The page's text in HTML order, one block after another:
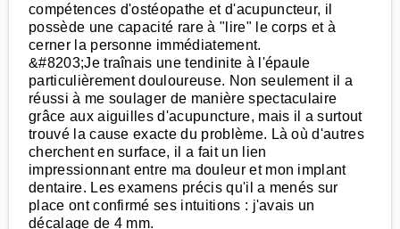
compétences d'ostéopathe et d'acupuncteur, il
possède une capacité rare à "lire" le corps et à
cerner la personne immédiatement.
&#8203;Je traînais une tendinite à l'épaule
particulièrement douloureuse. Non seulement il a
réussi à me soulager de manière spectaculaire
grâce aux aiguilles d'acupuncture, mais il a surtout
trouvé la cause exacte du problème. Là où d'autres
cherchent en surface, il a fait un lien
impressionnant entre ma douleur et mon implant
dentaire. Les examens précis qu'il a menés sur
place ont confirmé ses intuitions : j'avais un
décalage de 4 mm.